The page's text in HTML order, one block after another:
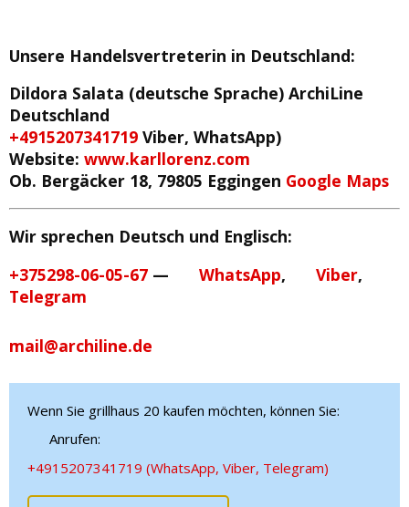
Unsere Handelsvertreterin in Deutschland:
Dildora Salata (deutsche Sprache) ArchiLine
Deutschland
+4915207341719 Viber, WhatsApp)
Website: www.karllorenz.com
Ob. Bergäcker 18, 79805 Eggingen Google Maps
Wir sprechen Deutsch und Englisch:
+375298-06-05-67 — WhatsApp, Viber,
Telegram
mail@archiline.de
Wenn Sie grillhaus 20 kaufen möchten, können Sie:
Anrufen:
+4915207341719 (WhatsApp, Viber, Telegram)